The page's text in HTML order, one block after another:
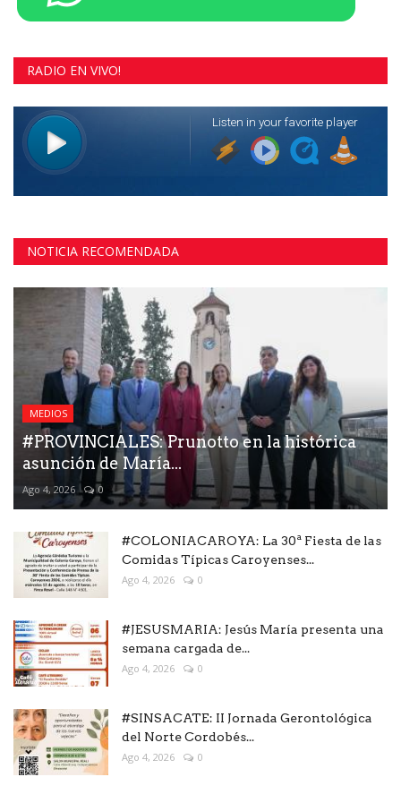
RADIO EN VIVO!
NOTICIA RECOMENDADA
MEDIOS
#PROVINCIALES: Prunotto en la histórica
asunción de María...
Ago 4, 2026 0
#COLONIACAROYA: La 30ª Fiesta de las
Comidas Típicas Caroyenses...
Ago 4, 2026 0
#JESUSMARIA: Jesús María presenta una
semana cargada de...
Ago 4, 2026 0
#SINSACATE: II Jornada Gerontológica
del Norte Cordobés...
Ago 4, 2026 0